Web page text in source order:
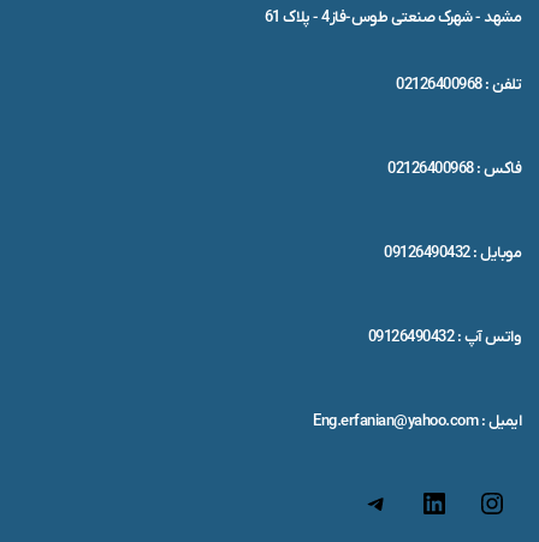
مشهد - شهرک صنعتی طوس-فاز4 - پلاک 61
تلفن : 02126400968
فاکس : 02126400968
موبایل : 09126490432
واتس آپ : 09126490432
ایمیل : Eng.erfanian@yahoo.com